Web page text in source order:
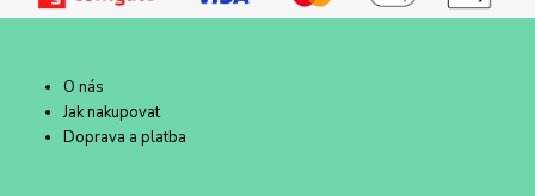
O nás
Jak nakupovat
Doprava a platba